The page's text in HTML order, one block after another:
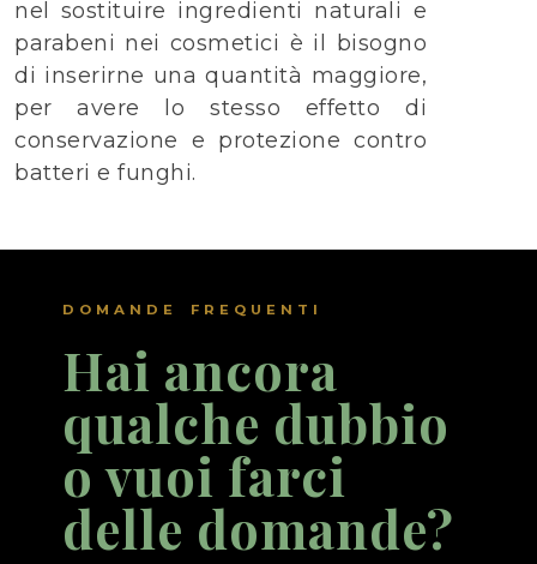
nel sostituire ingredienti naturali e
parabeni nei cosmetici è il bisogno
di inserirne una quantità maggiore,
per avere lo stesso effetto di
conservazione e protezione contro
batteri e funghi.
DOMANDE FREQUENTI
Hai ancora
qualche dubbio
o vuoi farci
delle domande?